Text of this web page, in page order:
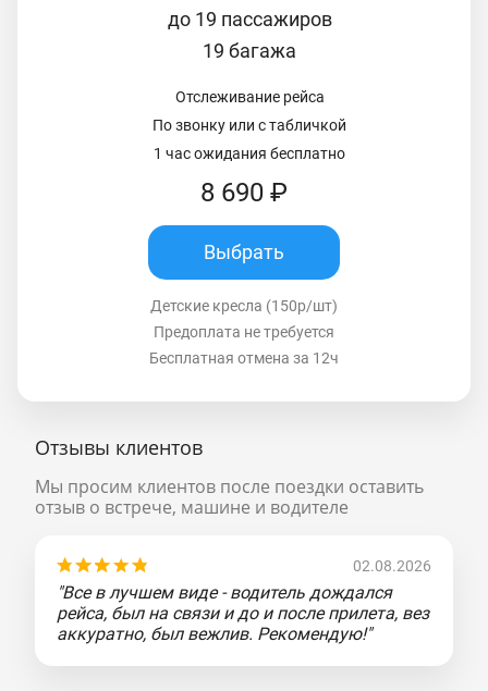
до 19 пассажиров
19 багажа
Отслеживание рейса
По звонку или с табличкой
1 час ожидания бесплатно
8 690 ₽
Выбрать
Детские кресла (150р/шт)
Предоплата не требуется
Бесплатная отмена за 12ч
Отзывы клиентов
Мы просим клиентов после поездки оставить
отзыв о встрече, машине и водителе
02.08.2026
"Все в лучшем виде - водитель дождался
рейса, был на связи и до и после прилета, вез
аккуратно, был вежлив. Рекомендую!"